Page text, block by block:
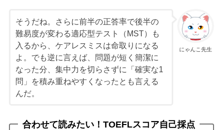
にゃんこ先生
そうだね。さらに前半の正答率で後半の
難易度が変わる適応型テスト（MST）も
入るから、ケアレスミスは命取りになる
よ。でも逆に言えば、問題が短く簡潔に
なった分、集中力を切らさずに「確実な1
問」を積み重ねやすくなったとも言える
んだ。
合わせて読みたい！TOEFLスコア自己採点